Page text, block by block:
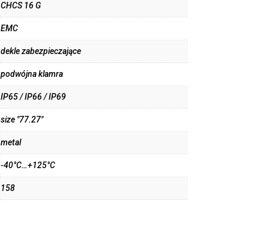
CHCS 16 G
EMC
dekle zabezpieczające
podwójna klamra
IP65 / IP66 / IP69
size "77.27"
metal
-40°C…+125°C
158